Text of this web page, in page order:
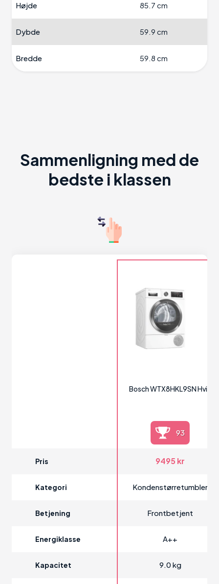
Højde 85.7 cm
Dybde 59.9 cm
Bredde 59.8 cm
Sammenligning med de
bedste i klassen
Bosch WTX8HKL9SN Hvid
93
Pris 9495 kr
Kategori Kondenstørretumbler
Betjening Frontbetjent
Energiklasse A++
Kapacitet 9.0 kg